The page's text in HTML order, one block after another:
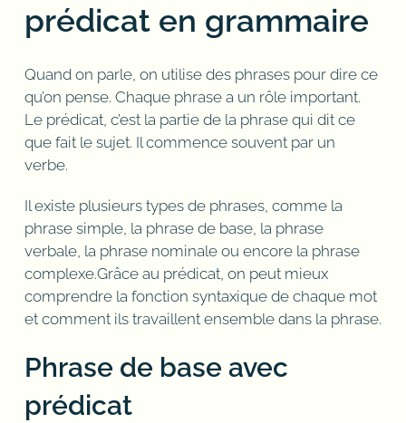
prédicat en grammaire
Quand on parle, on utilise des phrases pour dire ce
qu’on pense. Chaque phrase a un rôle important.
Le prédicat, c’est la partie de la phrase qui dit ce
que fait le sujet. Il commence souvent par un
verbe.
Il existe plusieurs types de phrases, comme la
phrase simple, la phrase de base, la phrase
verbale, la phrase nominale ou encore la phrase
complexe.Grâce au prédicat, on peut mieux
comprendre la fonction syntaxique de chaque mot
et comment ils travaillent ensemble dans la phrase.
Phrase de base avec
prédicat